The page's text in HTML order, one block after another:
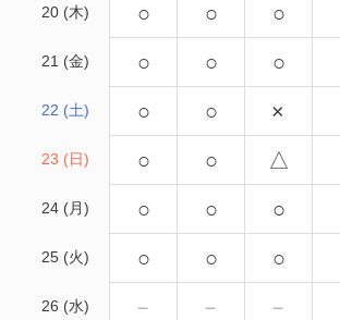
20 (木) ○ ○ ○
21 (金) ○ ○ ○
22 (土) ○ ○ ×
23 (日) ○ ○ △
24 (月) ○ ○ ○
25 (火) ○ ○ ○
26 (水) － － －